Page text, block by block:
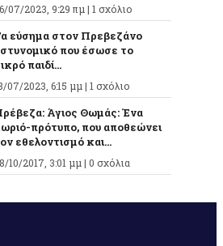
07/2023, 9:29 πμ | 1 σχόλιο
εύσημα στον Πρεβεζάνο
που έσωσε το
παιδί...
07/2023, 6:15 μμ | 1 σχόλιο
Άγιος Θωμάς: Ένα
πρότυπο, που αποθεώνει
εθελοντισμό και...
10/2017, 3:01 μμ | 0 σχόλια